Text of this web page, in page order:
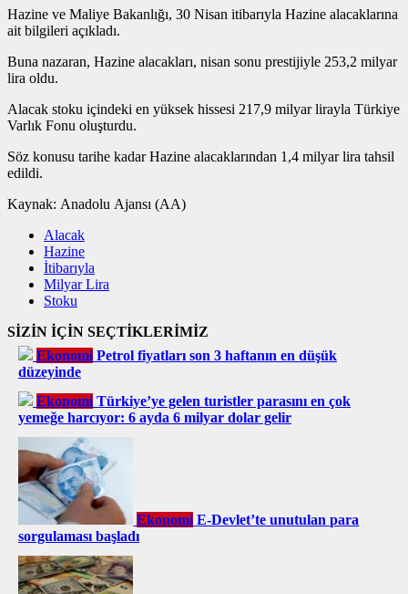
Hazine ve Maliye Bakanlığı, 30 Nisan itibarıyla Hazine alacaklarına
ait bilgileri açıkladı.
Buna nazaran, Hazine alacakları, nisan sonu prestijiyle 253,2 milyar
lira oldu.
Alacak stoku içindeki en yüksek hissesi 217,9 milyar lirayla Türkiye
Varlık Fonu oluşturdu.
Söz konusu tarihe kadar Hazine alacaklarından 1,4 milyar lira tahsil
edildi.
Kaynak: Anadolu Ajansı (AA)
Alacak
Hazine
İtibarıyla
Milyar Lira
Stoku
SİZİN İÇİN SEÇTİKLERİMİZ
Ekonomi Petrol fiyatları son 3 haftanın en düşük
düzeyinde
Ekonomi Türkiye’ye gelen turistler parasını en çok
yemeğe harcıyor: 6 ayda 6 milyar dolar gelir
Ekonomi E-Devlet’te unutulan para
sorgulaması başladı